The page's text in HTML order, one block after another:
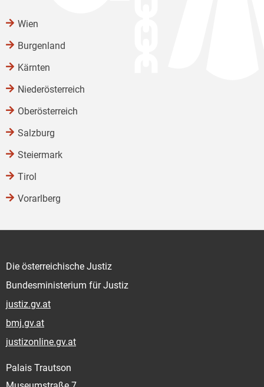
Wien
Burgenland
Kärnten
Niederösterreich
Oberösterreich
Salzburg
Steiermark
Tirol
Vorarlberg
Die österreichische Justiz
Bundesministerium für Justiz
justiz.gv.at
bmj.gv.at
justizonline.gv.at
Palais Trautson